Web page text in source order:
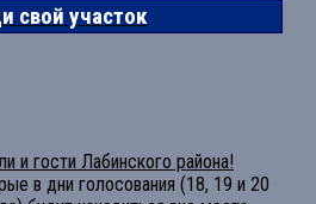
свой участок
и гости Лабинского района!
в дни голосования (18, 19 и 20